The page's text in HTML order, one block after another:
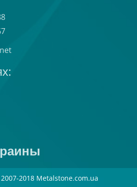
2018 Metalstone.com.ua